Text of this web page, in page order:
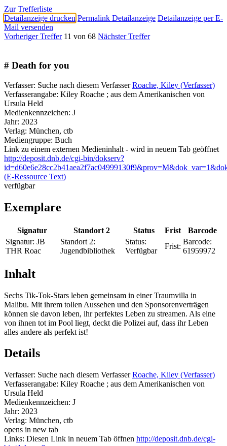
Zur Trefferliste
Detailanzeige drucken Permalink Detailanzeige Detailanzeige per E-
Mail versenden
Vorheriger Treffer 11 von 68 Nächster Treffer
# Death for you
Verfasser: Suche nach diesem Verfasser Roache, Kiley (Verfasser)
Verfasserangabe: Kiley Roache ; aus dem Amerikanischen von
Ursula Held
Medienkennzeichen: J
Jahr: 2023
Verlag: München, ctb
Mediengruppe: Buch
Link zu einem externen Medieninhalt - wird in neuem Tab geöffnet
http://deposit.dnb.de/cgi-bin/dokserv?
(E-Ressource Text)
verfügbar
Exemplare
Signatur Standort 2 Status Frist
Barcode
Signatur: JB
THR Roac
Standort 2:
Jugendbibliothek
Status:
Verfügbar
Frist:
Barcode:
61959972
Inhalt
Sechs Tik-Tok-Stars leben gemeinsam in einer Traumvilla in
Malibu. Mit ihrem tollen Aussehen und den Sponsorenverträgen
können sie davon leben, ihr perfektes Leben zu streamen. Als eine
von ihnen tot im Pool liegt, deckt die Polizei auf, dass ihr Leben
alles andere als perfekt ist!
Details
Verfasser: Suche nach diesem Verfasser Roache, Kiley (Verfasser)
Verfasserangabe: Kiley Roache ; aus dem Amerikanischen von
Ursula Held
Medienkennzeichen: J
Jahr: 2023
Verlag: München, ctb
opens in new tab
Links: Diesen Link in neuem Tab öffnen http://deposit.dnb.de/cgi-